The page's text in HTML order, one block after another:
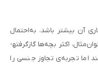
آن بیشتر باشد، به‌احتمال
بیش‌تری تبدیل به PTSD می‌شود. به‌عنوان‌مثال، اکثر بچه‌ها گازگرفته­
تجربه‌ی تجاوز جنسی را